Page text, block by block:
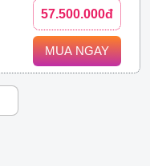
57.500.000đ
MUA NGAY